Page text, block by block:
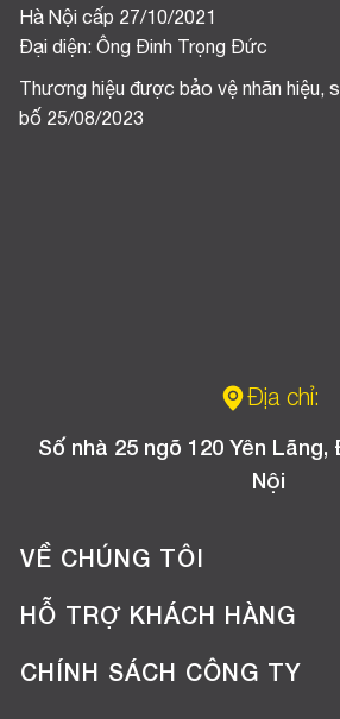
Hà Nội cấp 27/10/2021
Đại diện: Ông Đinh Trọng Đức
Thương hiệu được bảo vệ nhãn hiệu,
bố 25/08/2023
Địa chỉ:
Số nhà 25 ngõ 120 Yên
Nội
VỀ CHÚNG TÔI
Giới thiệu công ty
Tuyển dụng
HỖ TRỢ KHÁCH HÀNG
Hướng dẫn mua hàng online
CHÍNH SÁCH CÔNG TY